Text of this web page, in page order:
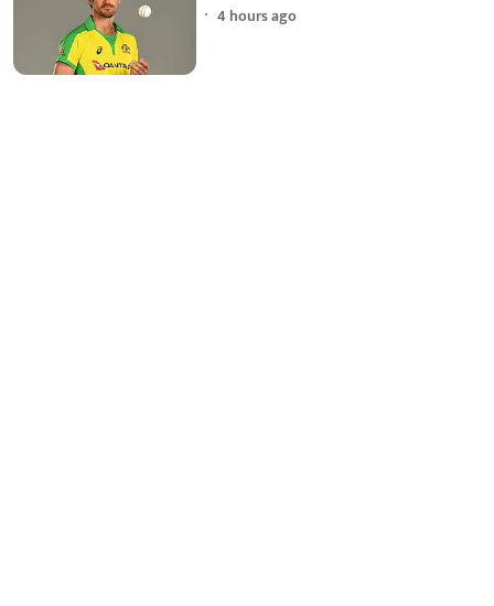
4 hours ago